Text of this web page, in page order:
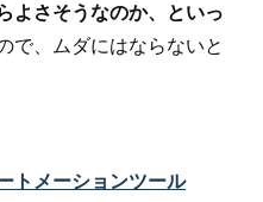
よさそうなのか、といっ
で、ムダにはならないと
トメーションツール